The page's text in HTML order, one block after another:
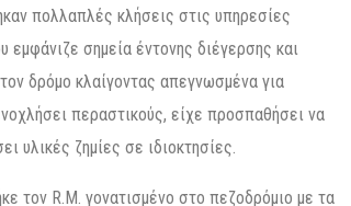
πολλαπλές κλήσεις στις υπηρεσίες
σημεία έντονης διέγερσης και
δρόμο κλαίγοντας απεγνωσμένα για
περαστικούς, είχε προσπαθήσει να
υλικές ζημίες σε ιδιοκτησίες.
τον R.M. γονατισμένο στο πεζοδρόμιο με τα